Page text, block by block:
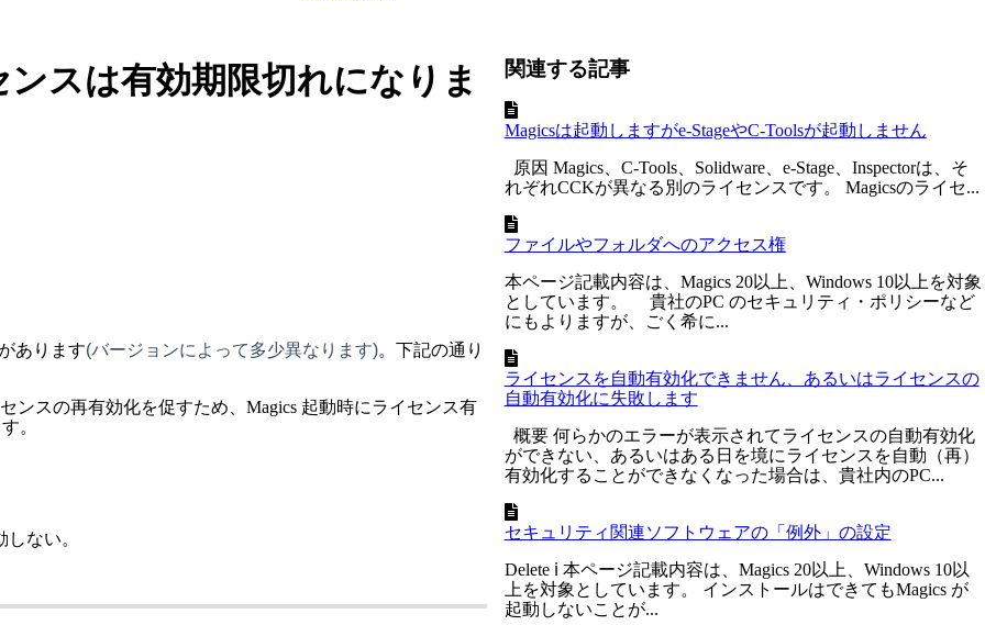
スは有効期限切れになりま
あります(バージョンによって多少異なります)。下記の通り
ンスの再有効化を促すため、Magics 起動時にライセンス有
。
ない。
関連する記事
Magicsは起動しますがe-StageやC-Toolsが起動しません
原因 Magics、C-Tools、Solidware、e-Stage、Inspectorは、そ
れぞれCCKが異なる別のライセンスです。 Magicsのライセ...
ファイルやフォルダへのアクセス権
本ページ記載内容は、Magics 20以上、Windows 10以上を対象
としています。 貴社のPC のセキュリティ・ポリシーなど
にもよりますが、ごく希に...
ライセンスを自動有効化できません、あるいはライセンスの
自動有効化に失敗します
概要 何らかのエラーが表示されてライセンスの自動有効化
ができない、あるいはある日を境にライセンスを自動（再）
有効化することができなくなった場合は、貴社内のPC...
セキュリティ関連ソフトウェアの「例外」の設定
Delete ℹ 本ページ記載内容は、Magics 20以上、Windows 10以
上を対象としています。 インストールはできてもMagics が
起動しないことが...